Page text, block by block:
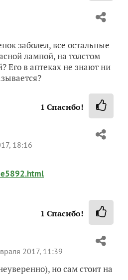
заболел, все остальные
лампой, на толстом
Его в аптеках не знают ни
1 Спасибо!
18:16
1 Спасибо!
2017, 11:39
но сам стоит на